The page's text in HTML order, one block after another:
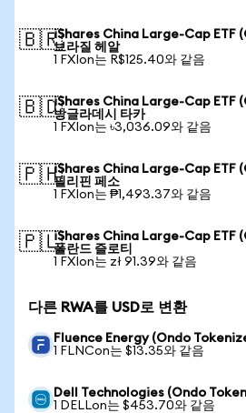
🇧🇷iShares China Large-Cap ETF
브라질 헤알
1 FXIon는 R$125.40와 같음
🇧🇩iShares China Large-Cap ETF
방글라데시 타카
1 FXIon는 ৳3,036.09와 같음
🇵🇭iShares China Large-Cap ETF
필리핀 페소
1 FXIon는 ₱1,493.37와 같음
🇵🇱iShares China Large-Cap ETF
폴란드 즐로티
1 FXIon는 zł 91.39와 같음
다른 RWA를 USD로 변환
Fluence Energy (Ondo
1 FLNCon는 $13.35와 같음
Dell Technologies (Ondo
1 DELLon는 $453.70와 같음